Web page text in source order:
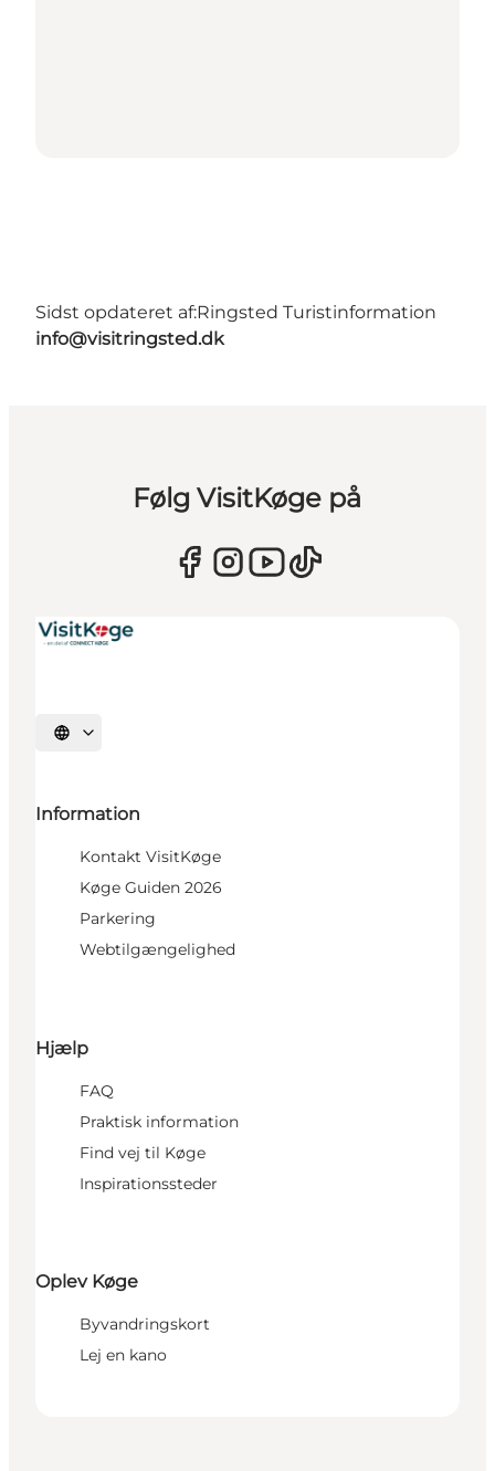
Sidst opdateret af:Ringsted Turistinformation
info@visitringsted.dk
Følg VisitKøge på
Vælg sprog
Information
Kontakt VisitKøge
Køge Guiden 2026
Parkering
Webtilgængelighed
Hjælp
FAQ
Praktisk information
Find vej til Køge
Inspirationssteder
Oplev Køge
Byvandringskort
Lej en kano